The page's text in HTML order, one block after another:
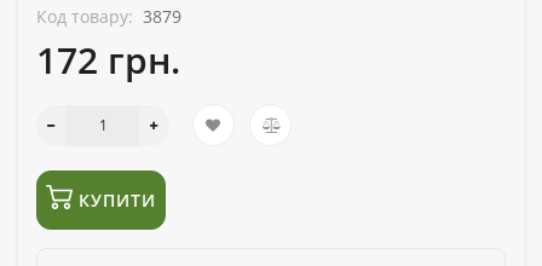
Код товару: 3879
172 грн.
КУПИТИ